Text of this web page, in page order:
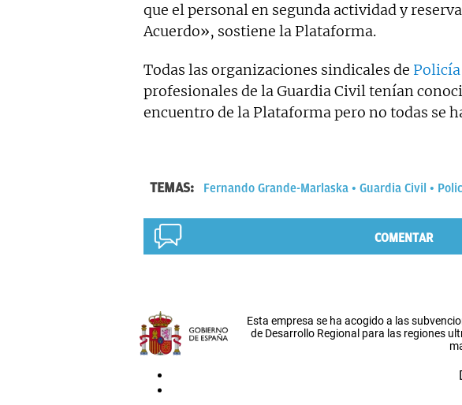
que el personal en segunda actividad y
Acuerdo», sostiene la Plataforma.
Todas las organizaciones sindicales de
profesionales de la Guardia Civil tenían
encuentro de la Plataforma pero no todas se
TEMAS: Fernando Grande-Marlaska Guardia Civil
COMENTAR
Esta empresa se ha acogido a las
de Desarrollo Regional para las regiones